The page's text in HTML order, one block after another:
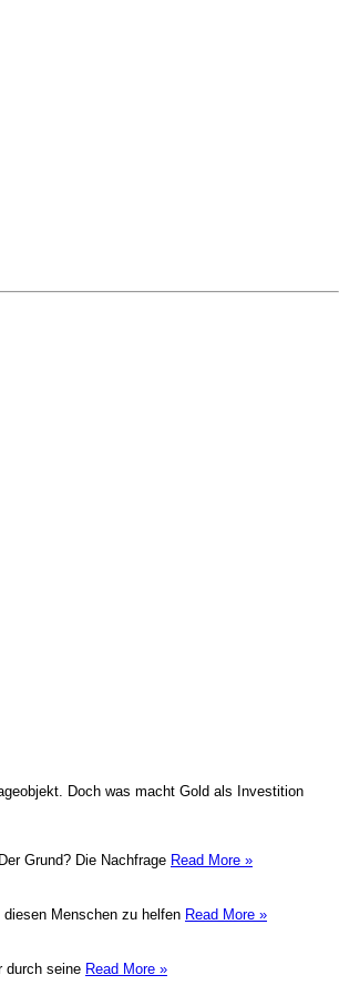
Doch was macht Gold als Investition
Grund? Die Nachfrage Read More »
Menschen zu helfen Read More »
durch seine Read More »